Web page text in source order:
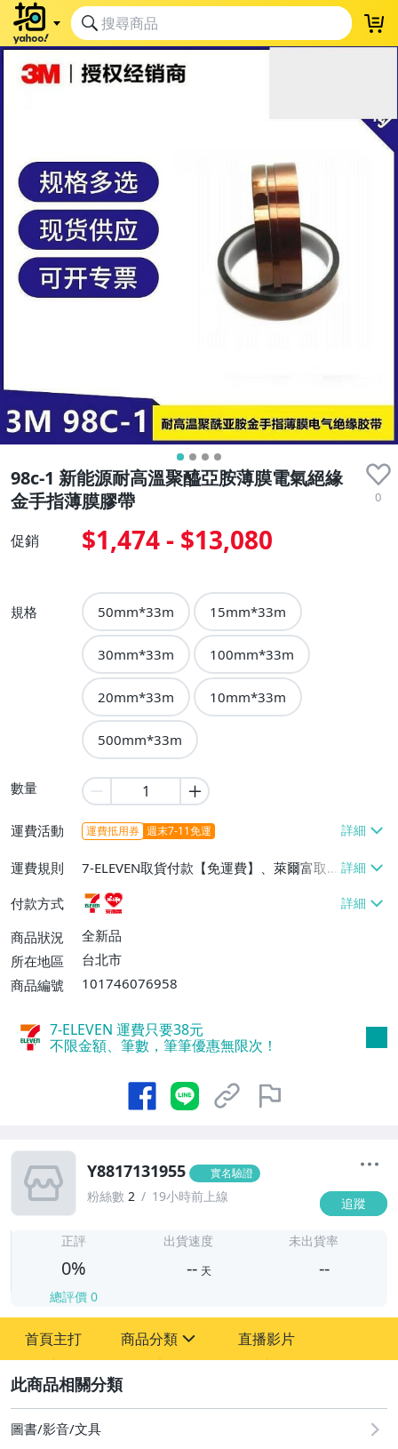
98c-1 新能源耐高溫聚醯亞胺薄膜電氣絕緣
金手指薄膜膠帶
0
促銷 $1,474 - $13,080
規格 50mm*33m 15mm*33m
30mm*33m 100mm*33m
20mm*33m 10mm*33m
500mm*33m
數量
運費活動 運費抵用券 週末7-11免運
運費規則
7-ELEVEN取貨付款【免運費】、萊爾富取
貨付款【免運費】
付款方式
商品狀況
全新品
所在地區
台北市
商品編號
101746076958
7-ELEVEN 運費只要38元
不限金額、筆數，筆筆優惠無限次！
Y8817131955 實名驗證
粉絲數 2 19小時前上線 追蹤
正評
0%
總評價 0
出貨速度
-- 天
未出貨率
--
首頁主打 商品分類
圖書/影音/文具
直播影片
圖書/影音/文具